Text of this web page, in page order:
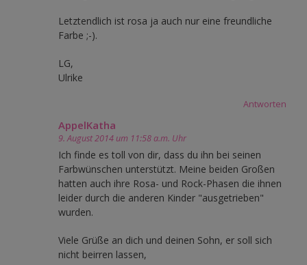
Letztendlich ist rosa ja auch nur eine freundliche
Farbe ;-).
LG,
Ulrike
Antworten
AppelKatha
9. August 2014 um 11:58 a.m. Uhr
Ich finde es toll von dir, dass du ihn bei seinen
Farbwünschen unterstützt. Meine beiden Großen
hatten auch ihre Rosa- und Rock-Phasen die ihnen
leider durch die anderen Kinder "ausgetrieben"
wurden.
Viele Grüße an dich und deinen Sohn, er soll sich
nicht beirren lassen,